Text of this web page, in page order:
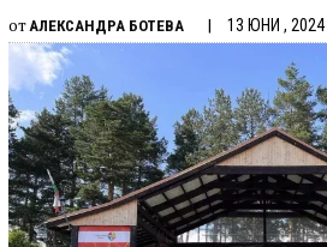
от АЛЕКСАНДРА БОТЕВА 13 ЮНИ , 2024